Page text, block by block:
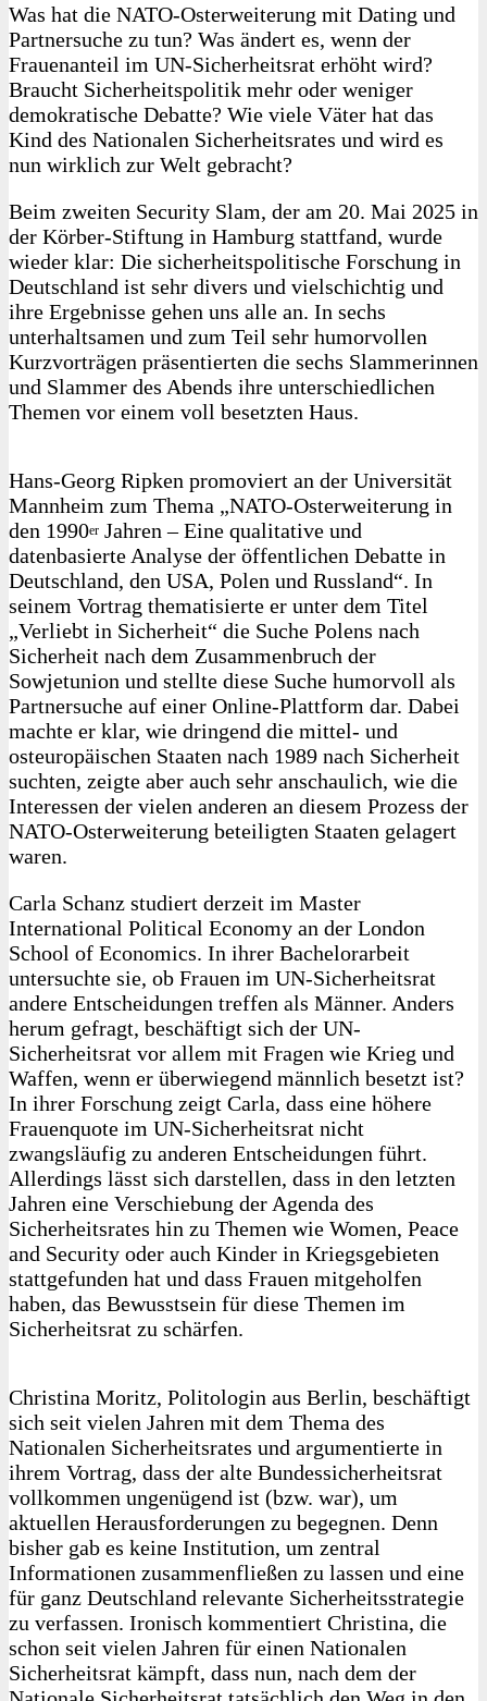
Was hat die NATO-Osterweiterung mit Dating und
Partnersuche zu tun? Was ändert es, wenn der
Frauenanteil im UN-Sicherheitsrat erhöht wird?
Braucht Sicherheitspolitik mehr oder weniger
demokratische Debatte? Wie viele Väter hat das
Kind des Nationalen Sicherheitsrates und wird es
nun wirklich zur Welt gebracht?
Beim zweiten Security Slam, der am 20. Mai 2025 in
der Körber-Stiftung in Hamburg stattfand, wurde
wieder klar: Die sicherheitspolitische Forschung in
Deutschland ist sehr divers und vielschichtig und
ihre Ergebnisse gehen uns alle an. In sechs
unterhaltsamen und zum Teil sehr humorvollen
Kurzvorträgen präsentierten die sechs Slammerinnen
und Slammer des Abends ihre unterschiedlichen
Themen vor einem voll besetzten Haus.
Hans-Georg Ripken promoviert an der Universität
Mannheim zum Thema „NATO-Osterweiterung in
den 1990er Jahren – Eine qualitative und
datenbasierte Analyse der öffentlichen Debatte in
Deutschland, den USA, Polen und Russland“. In
seinem Vortrag thematisierte er unter dem Titel
„Verliebt in Sicherheit“ die Suche Polens nach
Sicherheit nach dem Zusammenbruch der
Sowjetunion und stellte diese Suche humorvoll als
Partnersuche auf einer Online-Plattform dar. Dabei
machte er klar, wie dringend die mittel- und
osteuropäischen Staaten nach 1989 nach Sicherheit
suchten, zeigte aber auch sehr anschaulich, wie die
Interessen der vielen anderen an diesem Prozess der
NATO-Osterweiterung beteiligten Staaten gelagert
waren.
Carla Schanz studiert derzeit im Master
International Political Economy an der London
School of Economics. In ihrer Bachelorarbeit
untersuchte sie, ob Frauen im UN-Sicherheitsrat
andere Entscheidungen treffen als Männer. Anders
herum gefragt, beschäftigt sich der UN-
Sicherheitsrat vor allem mit Fragen wie Krieg und
Waffen, wenn er überwiegend männlich besetzt ist?
In ihrer Forschung zeigt Carla, dass eine höhere
Frauenquote im UN-Sicherheitsrat nicht
zwangsläufig zu anderen Entscheidungen führt.
Allerdings lässt sich darstellen, dass in den letzten
Jahren eine Verschiebung der Agenda des
Sicherheitsrates hin zu Themen wie Women, Peace
and Security oder auch Kinder in Kriegsgebieten
stattgefunden hat und dass Frauen mitgeholfen
haben, das Bewusstsein für diese Themen im
Sicherheitsrat zu schärfen.
Christina Moritz, Politologin aus Berlin, beschäftigt
sich seit vielen Jahren mit dem Thema des
Nationalen Sicherheitsrates und argumentierte in
ihrem Vortrag, dass der alte Bundessicherheitsrat
vollkommen ungenügend ist (bzw. war), um
aktuellen Herausforderungen zu begegnen. Denn
bisher gab es keine Institution, um zentral
Informationen zusammenfließen zu lassen und eine
für ganz Deutschland relevante Sicherheitsstrategie
zu verfassen. Ironisch kommentiert Christina, die
schon seit vielen Jahren für einen Nationalen
Sicherheitsrat kämpft, dass nun, nach dem der